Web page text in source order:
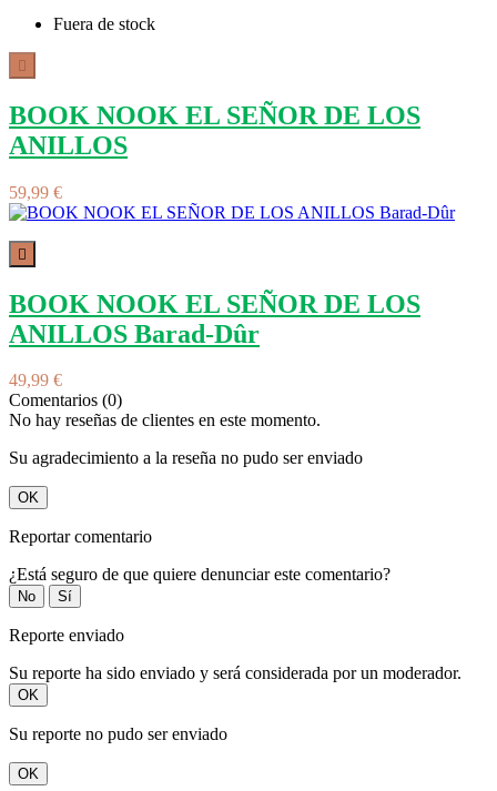
Fuera de stock

BOOK NOOK EL SEÑOR DE LOS
ANILLOS
59,99 €

BOOK NOOK EL SEÑOR DE LOS
ANILLOS Barad-Dûr
49,99 €
Comentarios (0)
No hay reseñas de clientes en este momento.
Su agradecimiento a la reseña no pudo ser enviado
OK
Reportar comentario
¿Está seguro de que quiere denunciar este comentario?
No Sí
Reporte enviado
Su reporte ha sido enviado y será considerada por un moderador.
OK
Su reporte no pudo ser enviado
OK